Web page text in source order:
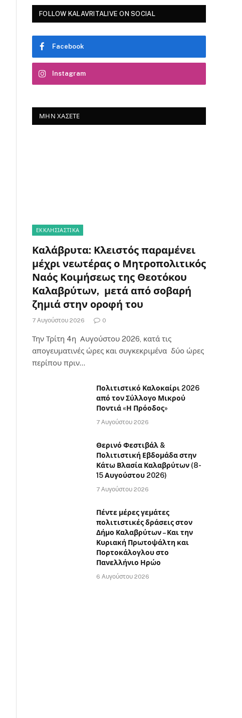
FOLLOW KALAVRITALIVE ON SOCIAL
Facebook
Instagram
ΜΗΝ ΧΆΣΕΤΕ
ΕΚΚΛΗΣΙΑΣΤΙΚΑ
Καλάβρυτα: Κλειστός παραμένει
μέχρι νεωτέρας ο Μητροπολιτικός
Ναός Κοιμήσεως της Θεοτόκου
Καλαβρύτων, μετά από σοβαρή
ζημιά στην οροφή του
7 Αυγούστου 2026 0
Την Τρίτη 4η Αυγούστου 2026, κατά τις
απογευματινές ώρες και συγκεκριμένα δύο ώρες
περίπου πριν…
Πολιτιστικό Καλοκαίρι 2026
από τον Σύλλογο Μικρού
Ποντιά «Η Πρόοδος»
7 Αυγούστου 2026
Θερινό Φεστιβάλ &
Πολιτιστική Εβδομάδα στην
Κάτω Βλασία Καλαβρύτων (8-
15 Αυγούστου 2026)
7 Αυγούστου 2026
Πέντε μέρες γεμάτες
πολιτιστικές δράσεις στον
Δήμο Καλαβρύτων – Και την
Κυριακή Πρωτοψάλτη και
Πορτοκάλογλου στο
Πανελλήνιο Ηρώο
6 Αυγούστου 2026